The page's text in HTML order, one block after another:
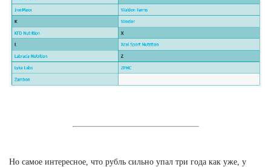
Но самое интересное, что рубль сильно упал три года как уже, у